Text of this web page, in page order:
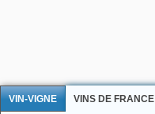
VIN-VIGNE VINS DE FRANCE